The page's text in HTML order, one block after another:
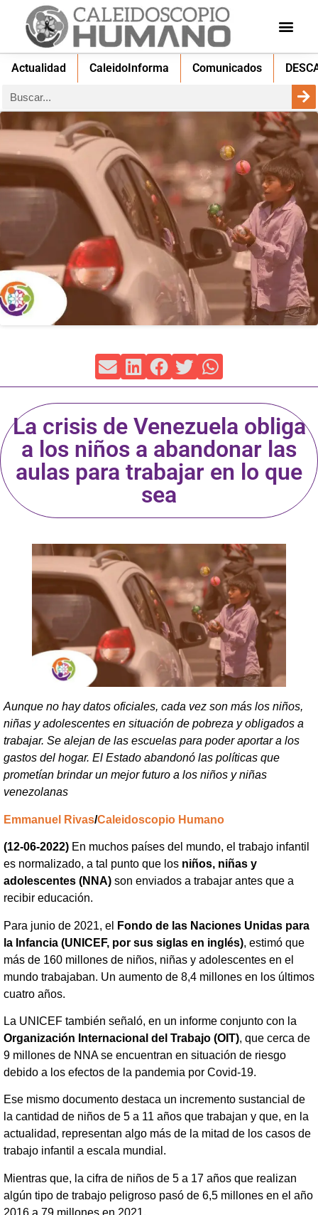
Actualidad CaleidoInforma Comunicados
La crisis de Venezuela obliga
a los niños a abandonar las
aulas para trabajar en lo que
sea
Aunque no hay datos oficiales, cada vez son más los niños,
niñas y adolescentes en situación de pobreza y obligados a
trabajar. Se alejan de las escuelas para poder aportar a los
gastos del hogar. El Estado abandonó las políticas que
prometían brindar un mejor futuro a los niños y niñas
venezolanas
Emmanuel Rivas/Caleidoscopio Humano
(12-06-2022) En muchos países del mundo, el trabajo infantil
es normalizado, a tal punto que los niños, niñas y
adolescentes (NNA) son enviados a trabajar antes que a
recibir educación.
Para junio de 2021, el
Fondo de las Naciones Unidas para
la Infancia (UNICEF, por sus siglas en inglés), estimó que
más de 160 millones de niños, niñas y adolescentes en el
mundo trabajaban. Un aumento de 8,4 millones en los últimos
cuatro años.
La UNICEF también señaló, en un informe conjunto con la
Organización Internacional del Trabajo (OIT), que cerca de
9 millones de NNA se encuentran en situación de riesgo
debido a los efectos de la pandemia por Covid-19.
Ese mismo documento destaca un incremento sustancial de
la cantidad de niños de 5 a 11 años que trabajan y que, en la
actualidad, representan algo más de la mitad de los casos de
trabajo infantil a escala mundial.
Mientras que, la cifra de niños de 5 a 17 años que realizan
algún tipo de trabajo peligroso pasó de 6,5 millones en el año
2016 a 79 millones en 2021.